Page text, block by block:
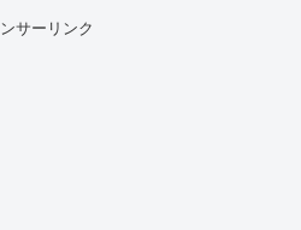
サーリンク